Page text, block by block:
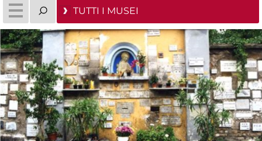
TUTTI I MUSEI